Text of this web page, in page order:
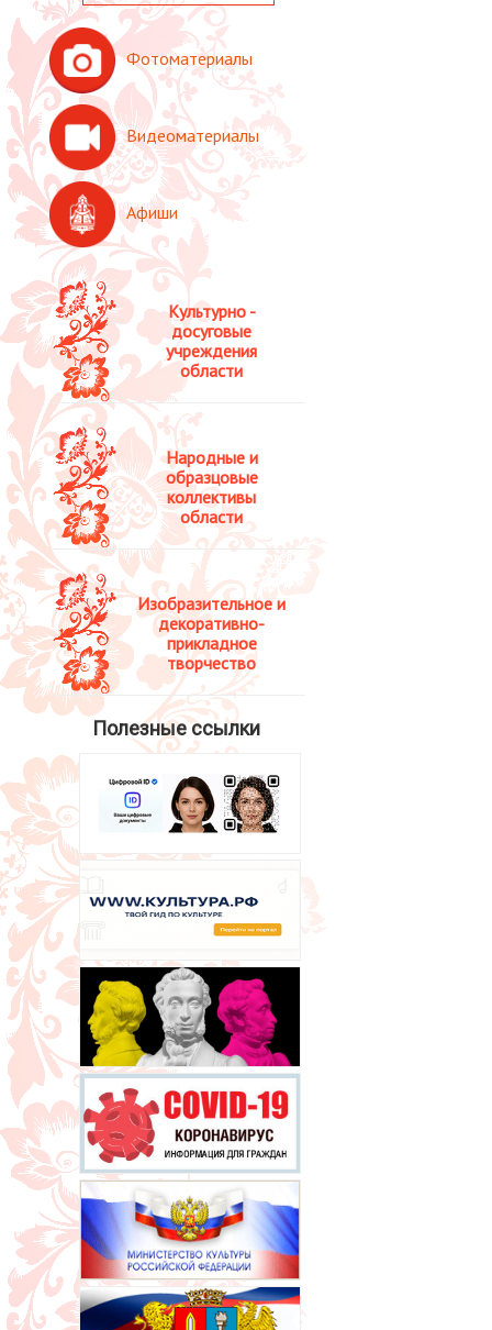
Культурно -
досуговые
учреждения
области
Народные и
образцовые
коллективы
области
Изобразительное и
декоративно-
прикладное
творчество
Полезные ссылки
Фотоматериалы
Видеоматериалы
Афиши